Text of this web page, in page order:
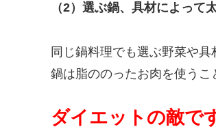
（2）選ぶ鍋、具材によって
同じ鍋料理でも選ぶ野菜や
鍋は脂ののったお肉を使うこ
ダイエットの敵で